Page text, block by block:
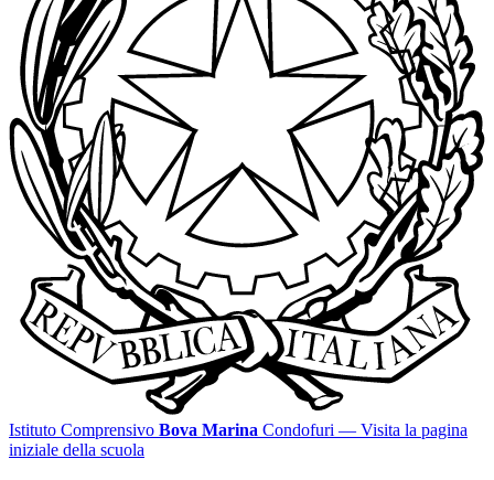
Istituto Comprensivo Bova Marina Condofuri — Visita la pagina
iniziale della scuola